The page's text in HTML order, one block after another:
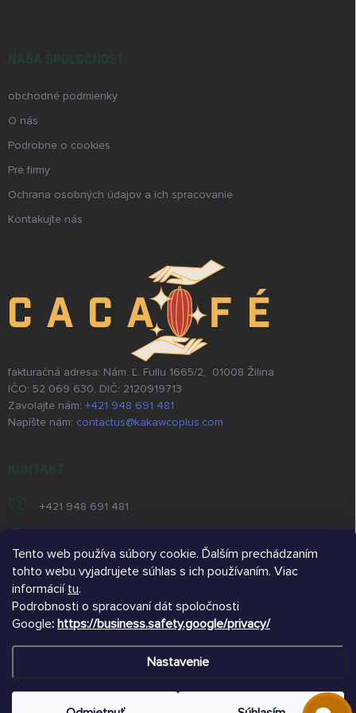
Tento web používa súbory cookie. Ďalším prechádzaním
tohto webu vyjadrujete súhlas s ich používaním. Viac
informácií tu.
Podrobnosti o spracovaní dát spoločnosti
Google: https://business.safety.google/privacy/
Nastavenie
obchodné podmienky
O nás
Podrobne o cookies
Pre firmy
Ochrana osobných údajov a ich spracovanie
Kontakujte nás
fakturačná adresa: Nám. Ľ. Fullu 1665/2, 01008 Žilina
IČO: 52 069 630, DIČ: 2120919713
Zavolajte nám: +421 948 691 481
Napíšte nám: contactus@kakawcoplus.com
+421 948 691 481
/kakawcoplus/
https://www.youtube.com/@kakawcoplus
@kakawco
Copyright 2026 . Všetky práva vyhradené.